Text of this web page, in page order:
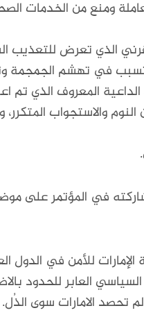
في تهشم الجمجمة
في المؤتمر على
للأمن في الدول
السياسي العابر للحدود
لم تحصد الامارات سوى الذُل.